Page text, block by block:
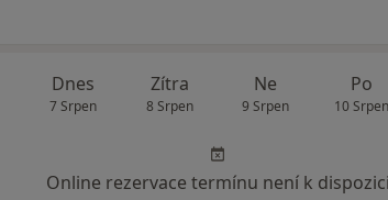
Dnes
7 Srpen
Zítra
8 Srpen
Ne
9 Srpen
Po
10 Srpen
Online rezervace termínu není k dispozici